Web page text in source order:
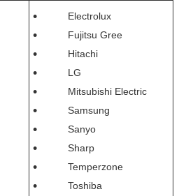
Electrolux
Fujitsu Gree
Hitachi
LG
Mitsubishi Electric
Samsung
Sanyo
Sharp
Temperzone
Toshiba